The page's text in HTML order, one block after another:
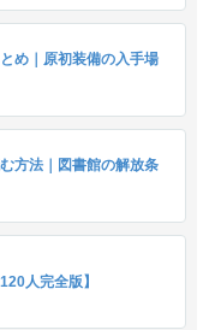
め｜原初装備の入手場
方法｜図書館の解放条
人完全版】